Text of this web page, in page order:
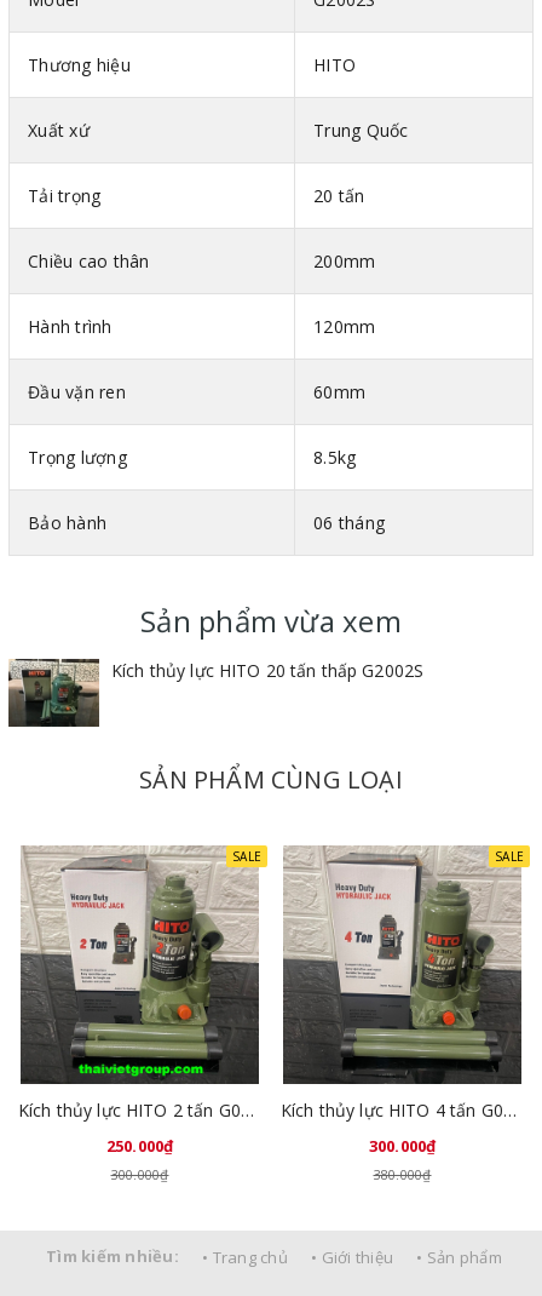
Kích thủy lực có các tải trọng : 2 tấn, 4 tấn, 6 tấn,..., đến
Thương hiệu HITO
Xuất xứ Trung Quốc
Tải trọng 20 tấn
Chiều cao thân 200mm
Hành trình 120mm
Đầu vặn ren 60mm
Trọng lượng 8.5kg
Bảo hành 06 tháng
Sản phẩm vừa xem
Kích thủy lực HITO 20 tấn thấp G2002S
SẢN PHẨM CÙNG LOẠI
SALE
Kích thủy lực HITO 2 tấn G0202
250.000₫
300.000₫
SALE
Kích thủy lực HITO 4 tấn G0402
300.000₫
380.000₫
Tìm kiếm nhiều: • Trang chủ • Giới thiệu • Sản phẩm